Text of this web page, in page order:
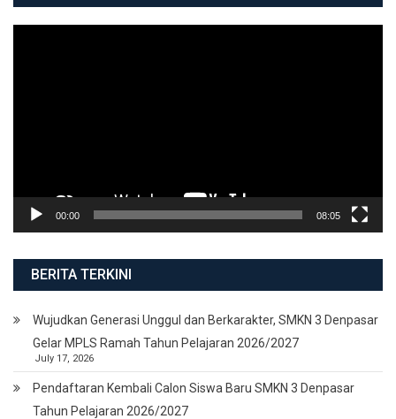
00:00 08:05
BERITA TERKINI
Wujudkan Generasi Unggul dan Berkarakter, SMKN 3 Denpasar
Gelar MPLS Ramah Tahun Pelajaran 2026/2027
July 17, 2026
Pendaftaran Kembali Calon Siswa Baru SMKN 3 Denpasar
Tahun Pelajaran 2026/2027